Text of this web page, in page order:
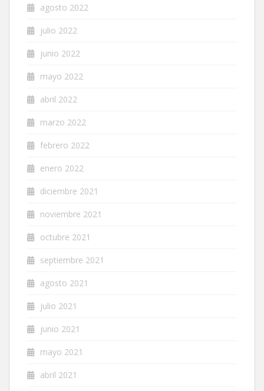
agosto 2022
julio 2022
junio 2022
mayo 2022
abril 2022
marzo 2022
febrero 2022
enero 2022
diciembre 2021
noviembre 2021
octubre 2021
septiembre 2021
agosto 2021
julio 2021
junio 2021
mayo 2021
abril 2021